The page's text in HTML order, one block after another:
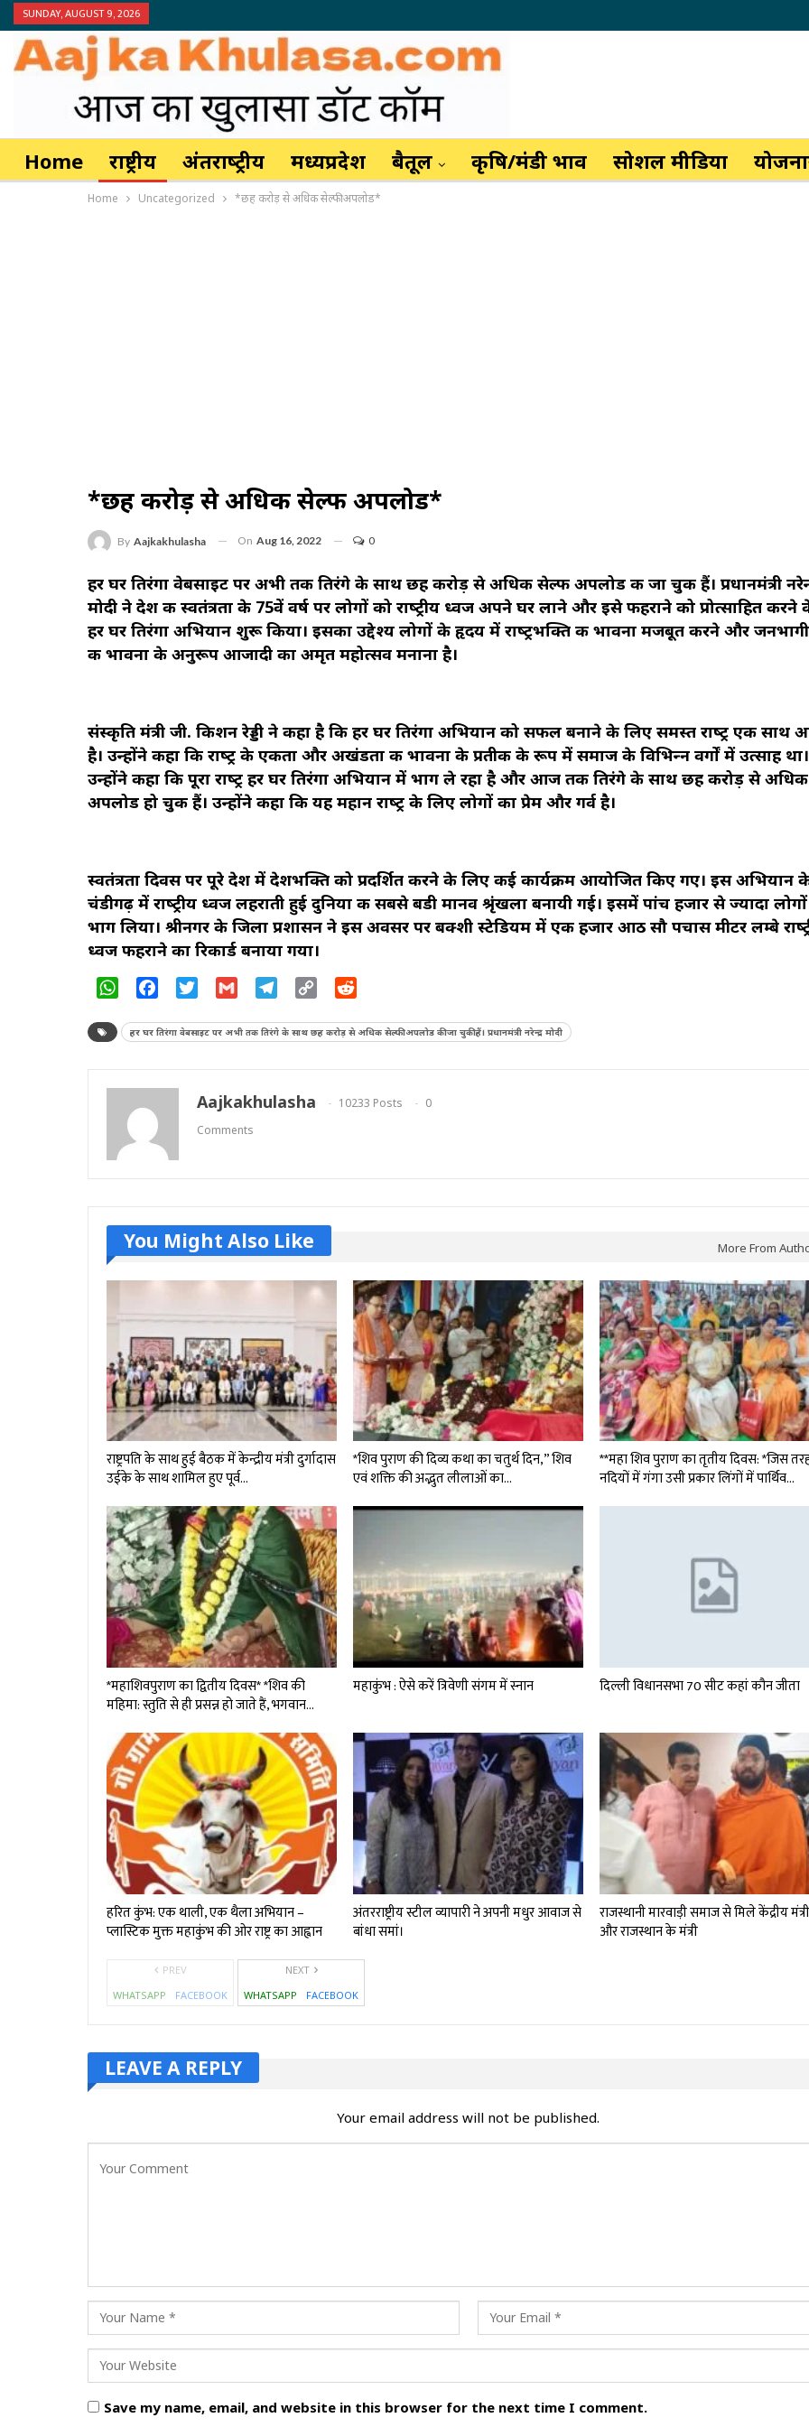
SUNDAY, AUGUST 9, 2026
Home राष्ट्रीय अंतर्राष्‍ट्रीय मध्यप्रदेश बैतूल कृषि/मंडी भाव सोशल मीडिया
Home Uncategorized *छह करोड़ से अधिक सेल्‍फी अपलोड*
*छह करोड़ से अधिक सेल्‍फी अपलोड*
By Aajkakhulasha On Aug 16, 2022 0
हर घर तिरंगा वेबसाइट पर अभी तक तिरंगे के साथ छह करोड़ से अधिक सेल्‍फी अपलोड की जा चुकी हैं। प्रधानमंत्री
मोदी ने देश की स्‍वतंत्रता के 75वें वर्ष पर लोगों को राष्‍ट्रीय ध्‍वज अपने घर लाने और इसे फहराने को प्रोत्‍साहित करने
हर घर तिरंगा अभियान शुरू किया। इसका उद्देश्‍य लोगों के हृदय में राष्‍ट्रभक्ति की भावना मजबूत करने और
की भावना के अनुरूप आजादी का अमृत महोत्‍सव मनाना है।
संस्‍कृति मंत्री जी. किशन रेड्डी ने कहा है कि हर घर तिरंगा अभियान को सफल बनाने के लिए समस्‍त राष्‍ट्र एक साथ
है। उन्‍होंने कहा कि राष्‍ट्र के एकता और अखंडता की भावना के प्रतीक के रूप में समाज के विभिन्‍न वर्गों में उत्‍साह था।
उन्‍होंने कहा कि पूरा राष्‍ट्र हर घर तिरंगा अभियान में भाग ले रहा है और आज तक तिरंगे के साथ छह करोड़ से अधिक
अपलोड हो चुकी हैं। उन्‍होंने कहा कि यह महान राष्‍ट्र के लिए लोगों का प्रेम और गर्व है।
स्‍वतंत्रता दिवस पर पूरे देश में देशभक्ति को प्रदर्शित करने के लिए कई कार्यक्रम आयोजित किए गए। इस अभियान
चंडीगढ़ में राष्‍ट्रीय ध्‍वज लहराती हुई दुनिया की सबसे बडी मानव श्रृंखला बनायी गई। इसमें पांच हजार से ज्‍यादा
भाग लिया। श्रीनगर के जिला प्रशासन ने इस अवसर पर बक्‍शी स्‍टेडियम में एक हजार आठ सौ पचास मीटर लम्‍बे
ध्‍वज फहराने का रिकार्ड बनाया गया।
WhatsAppFacebookTwitter Gmail Telegram
Copy
हर घर तिरंगा वेबसाइट पर अभी तक तिरंगे के साथ छह करोड़ से अधिक सेल्‍फी अपलोड की जा चुकी हैं। प्रधानमंत्री नरेन्‍द्र मोदी
Aajkakhulasha 10233 Posts
0
Comments
You Might Also Like More From
राष्ट्रपति के साथ हुई बैठक में केन्द्रीय मंत्री दुर्गादास
उईके के साथ शामिल हुए पूर्व…
*शिव पुराण की दिव्य कथा का चतुर्थ दिन,” शिव
एवं शक्ति की अद्भुत लीलाओं का…
**महा शिव पुराण का तृतीय दिवस: *जिस
नदियों में गंगा उसी प्रकार लिंगों में पार्थिव…
*महाशिवपुराण का द्वितीय दिवस* *शिव की
महिमा: स्तुति से ही प्रसन्न हो जाते हैं, भगवान…
महाकुंभ : ऐसे करें त्रिवेणी संगम में स्नान दिल्ली विधानसभा 70 सीट कहां कौन जीता
हरित कुंभ: एक थाली, एक थैला अभियान –
प्लास्टिक मुक्त महाकुंभ की ओर राष्ट्र का आह्वान
अंतरराष्ट्रीय स्टील व्यापारी ने अपनी मधुर आवाज से
बांधा समां।
राजस्थानी मारवाड़ी समाज से मिले केंद्रीय
और राजस्थान के मंत्री
PREV
WHATSAPP
FACEBOOK
NEXT
WHATSAPP
FACEBOOK
LEAVE A REPLY
Your email address will not be published.
Save my name, email, and website in this browser for the next time I comment.